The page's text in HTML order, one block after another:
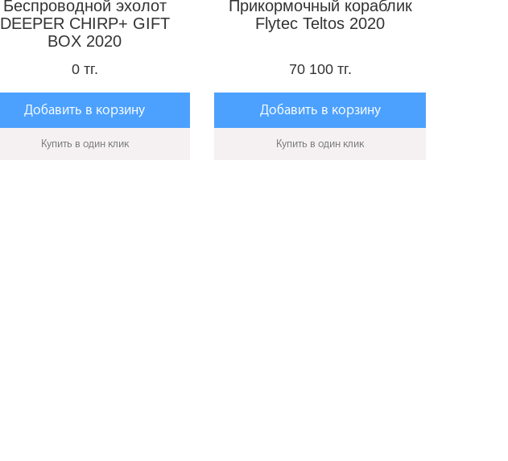
Беспроводной эхолот
DEEPER CHIRP+ GIFT
BOX 2020
0 тг.
Добавить в корзину
Купить в один клик
Прикормочный кораблик
Flytec Teltos 2020
70 100 тг.
Добавить в корзину
Купить в один клик